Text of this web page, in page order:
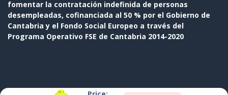
Esta empresa ha recibido una subvención destinada a
fomentar la contratación indefinida de personas
desempleadas, cofinanciada al 50 % por el Gobierno de
Cantabria y el Fondo Social Europeo a través del